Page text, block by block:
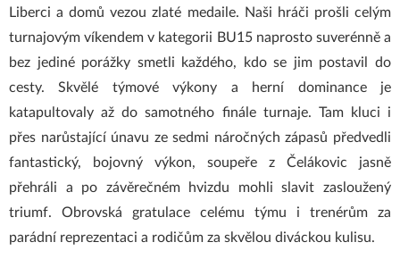
Liberci a domů vezou zlaté medaile. Naši hráči prošli celým
turnajovým víkendem v kategorii BU15 naprosto suverénně a
bez jediné porážky smetli každého, kdo se jim postavil do
cesty. Skvělé týmové výkony a herní dominance je
katapultovaly až do samotného finále turnaje. Tam kluci i
přes narůstající únavu ze sedmi náročných zápasů předvedli
fantastický, bojovný výkon, soupeře z Čelákovic jasně
přehráli a po závěrečném hvizdu mohli slavit zasloužený
triumf. Obrovská gratulace celému týmu i trenérům za
parádní reprezentaci a rodičům za skvělou diváckou kulisu.